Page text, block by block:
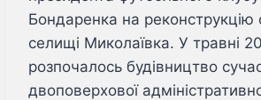
Бондаренка на реконструкцію
селищі Миколаївка. У травні
розпочалось будівництво
двоповерхової